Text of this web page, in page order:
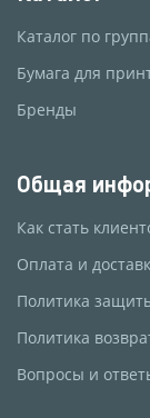
Каталог по
Бумага для
Бренды
Общая
Как стать
Оплата и
Политика
Политика
Вопросы и